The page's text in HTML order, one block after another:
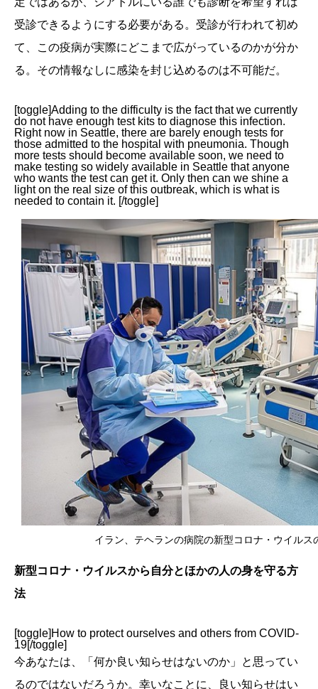
受診できるようにする必要がある。受診が行われて初め
て、この疫病が実際にどこまで広がっているのかが分か
る。その情報なしに感染を封じ込めるのは不可能だ。
[toggle]Adding to the difficulty is the fact that we currently
do not have enough test kits to diagnose this infection.
Right now in Seattle, there are barely enough tests for
those admitted to the hospital with pneumonia. Though
more tests should become available soon, we need to
make testing so widely available in Seattle that anyone
who wants the test can get it. Only then can we shine a
light on the real size of this outbreak, which is what is
needed to contain it. [/toggle]
イラン、テヘランの病院の新型コロナ・ウイル
新型コロナ・ウイルスから自分とほかの人の身を守る方
法
[toggle]How to protect ourselves and others from COVID-
19[/toggle]
今あなたは、「何か良い知らせはないのか」と思ってい
るのではないだろうか。幸いなことに、良い知らせはい